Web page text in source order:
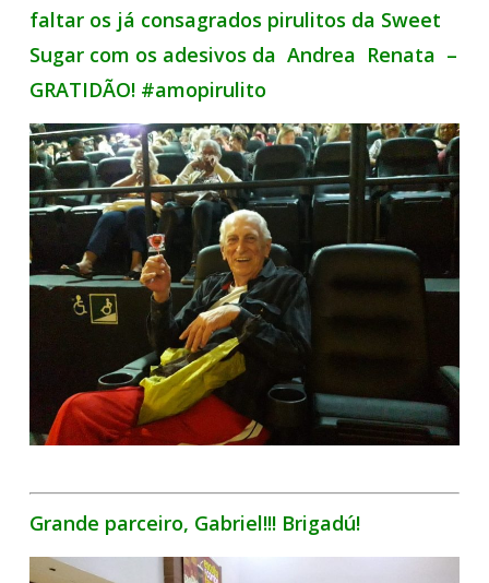
faltar os já consagrados pirulitos da Sweet
Sugar com os adesivos da Andrea Renata –
GRATIDÃO! #amopirulito
Grande parceiro, Gabriel!!! Brigadú!